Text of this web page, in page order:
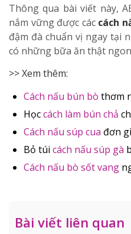
Thông qua bài viết này,
nắm vững được cáccách
đậm đà chuẩn vị ngay tại
có những bữa ăn thật
>> Xem thêm:
Cách nấu bún bò thơm
Họccách làm bún chả
Cách nấu súp cua đơn
Bỏ túi cách nấu súp gà
Cách nấu bò sốt vang
Bài viết liên quan